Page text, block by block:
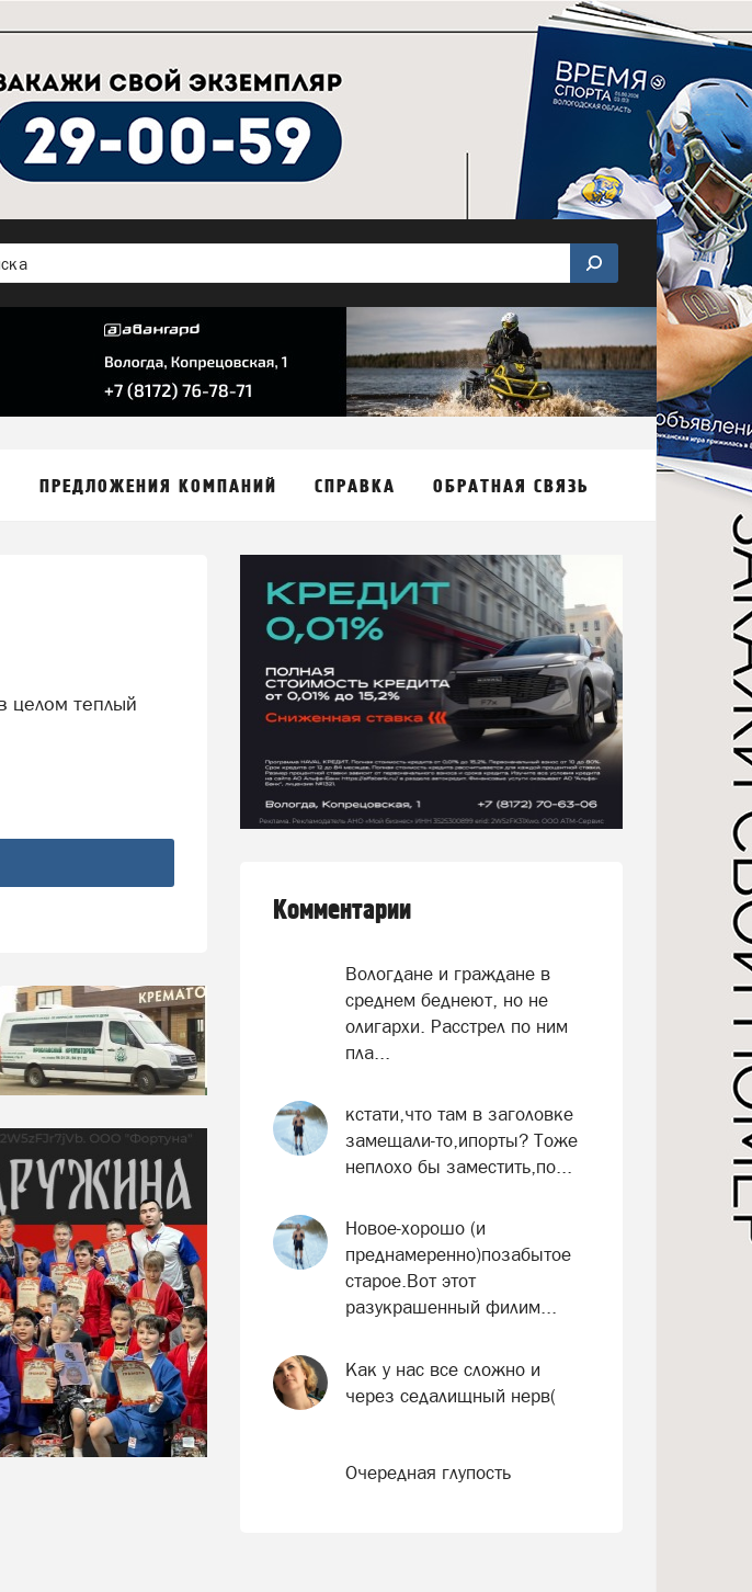
ПРЕДЛОЖЕНИЯ КОМПАНИЙ СПРАВКА ОБРАТНАЯ СВЯЗЬ
Комментарии
Вологдане и граждане в
среднем беднеют, но не
олигархи. Расстрел по ним
пла...
кстати,что там в заголовке
замещали-то,ипорты? Тоже
неплохо бы заместить,по...
Новое-хорошо (и
преднамеренно)позабытое
старое.Вот этот
разукрашенный филим...
Как у нас все сложно и
через седалищный нерв(
Очередная глупость